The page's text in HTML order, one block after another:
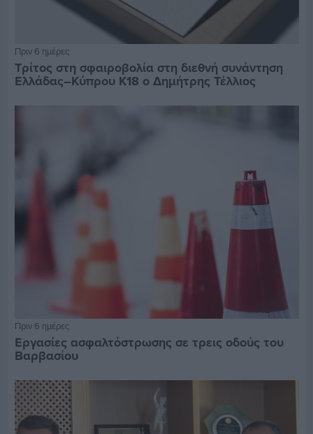
Πριν 6 ημέρες
Τρίτος στη σφαιροβολία στη διεθνή συνάντηση
Ελλάδας–Κύπρου Κ18 ο Δημήτρης Τέλλιος
Πριν 6 ημέρες
Εργασίες ασφαλτόστρωσης σε τρεις οδούς του
Βαρβασίου